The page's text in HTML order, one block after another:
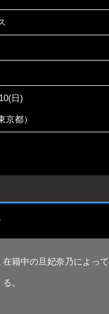
日)
都）
籍中の旦妃奈乃によっ
。